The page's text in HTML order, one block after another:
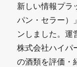
新しい情報プラ
パン・セラー）
ンしました。運
株式会社ハイパ
の酒類を評価・